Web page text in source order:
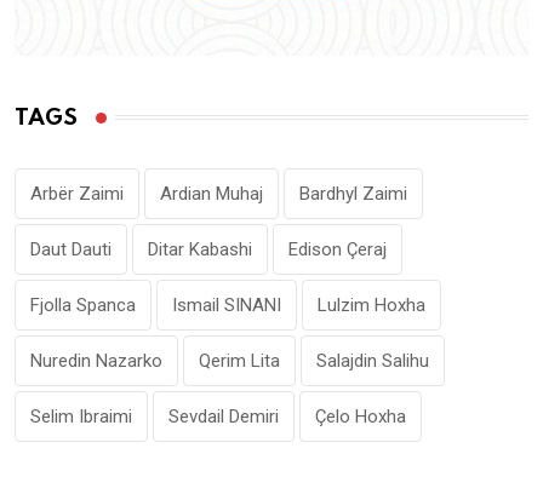
TAGS
Arbër Zaimi Ardian Muhaj Bardhyl Zaimi
Daut Dauti Ditar Kabashi Edison Çeraj
Fjolla Spanca Ismail SINANI Lulzim Hoxha
Nuredin Nazarko Qerim Lita Salajdin Salihu
Selim Ibraimi Sevdail Demiri Çelo Hoxha